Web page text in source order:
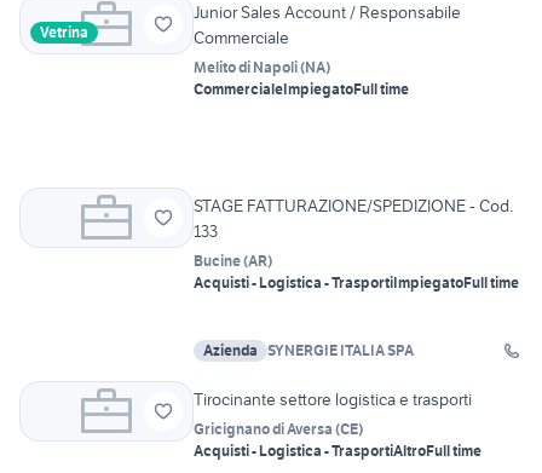
Vetrina
Junior Sales Account / Responsabile
Commerciale
Melito di Napoli(NA)
CommercialeImpiegatoFull time
STAGE FATTURAZIONE/SPEDIZIONE - Cod.
133
Bucine(AR)
Acquisti - Logistica - TrasportiImpiegatoFull time
Azienda SYNERGIE ITALIA SPA
Tirocinante settore logistica e trasporti
Gricignano di Aversa (CE)
Acquisti - Logistica - TrasportiAltroFull time